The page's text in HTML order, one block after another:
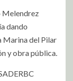
Melendrez
dando
Marina del Pilar
y obra pública.